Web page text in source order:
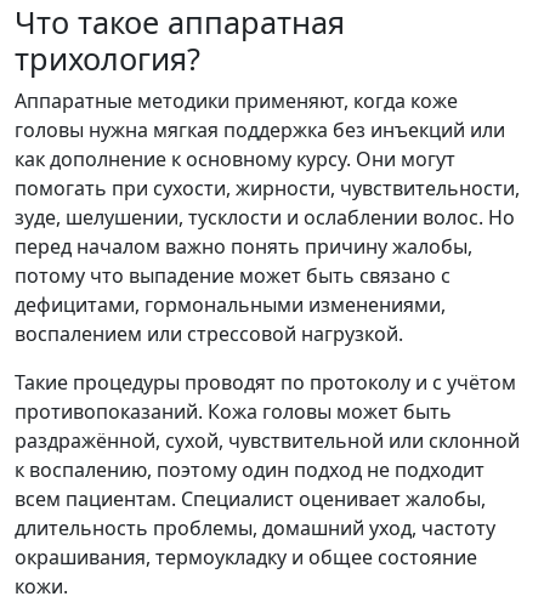
Что такое аппаратная
трихология?
Аппаратные методики применяют, когда коже
головы нужна мягкая поддержка без инъекций или
как дополнение к основному курсу. Они могут
помогать при сухости, жирности, чувствительности,
зуде, шелушении, тусклости и ослаблении волос. Но
перед началом важно понять причину жалобы,
потому что выпадение может быть связано с
дефицитами, гормональными изменениями,
воспалением или стрессовой нагрузкой.
Такие процедуры проводят по протоколу и с учётом
противопоказаний. Кожа головы может быть
раздражённой, сухой, чувствительной или склонной
к воспалению, поэтому один подход не подходит
всем пациентам. Специалист оценивает жалобы,
длительность проблемы, домашний уход, частоту
окрашивания, термоукладку и общее состояние
кожи.